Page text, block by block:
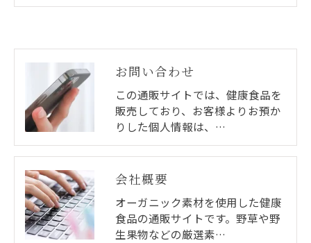
お問い合わせ
この通販サイトでは、健康食品を
販売しており、お客様よりお預か
りした個人情報は、…
会社概要
オーガニック素材を使用した健康
食品の通販サイトです。野草や野
生果物などの厳選素…